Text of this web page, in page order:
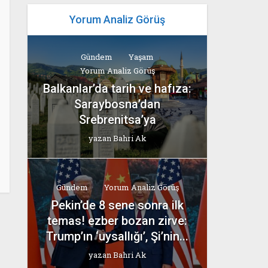
Yorum Analiz Görüş
Gündem
Yaşam
Yorum Analiz Görüş
Balkanlar’da tarih ve hafıza:
Saraybosna’dan
Srebrenitsa’ya
yazanBahri Ak
Gündem Yorum Analiz Görüş
Pekin’de 8 sene sonra ilk
temas! ezber bozan zirve:
Trump’ın ‘uysallığı’, Şi’nin...
yazanBahri Ak